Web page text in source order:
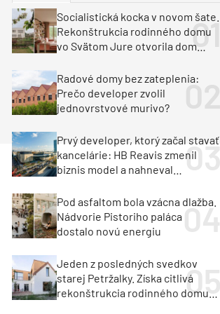
Klimatizácia a vetranie
Milan Murcka
Socialistická kocka v novom šate.
Rekonštrukcia rodinného domu
vo Svätom Jure otvorila dom
Radové domy bez zateplenia:
Prečo developer zvolil
jednovrstvové murivo?
Prvý developer, ktorý začal stavať
kancelárie: HB Reavis zmenil
biznis model a nahneval
Pod asfaltom bola vzácna dlažba.
Nádvorie Pistoriho paláca
dostalo novú energiu
Jeden z posledných svedkov
starej Petržalky. Získa citlivá
rekonštrukcia rodinného domu